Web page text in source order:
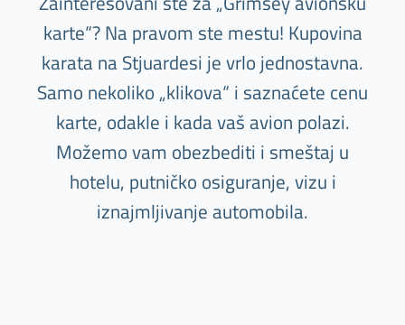
karte“? Na pravom ste mestu! Kupovina
karata na Stjuardesi je vrlo jednostavna.
Samo nekoliko „klikova“ i saznaćete cenu
karte, odakle i kada vaš avion polazi.
Možemo vam obezbediti i smeštaj u
hotelu, putničko osiguranje, vizu i
iznajmljivanje automobila.